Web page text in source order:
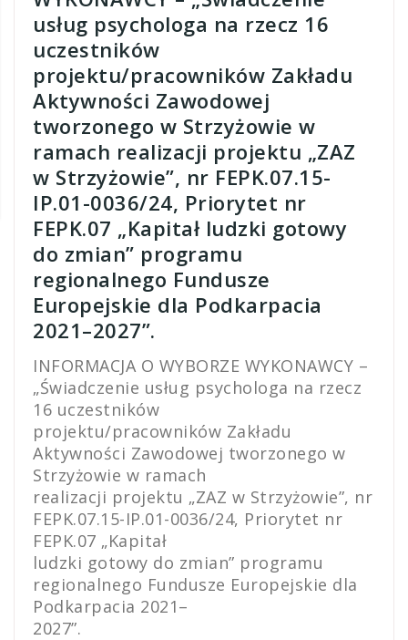
usług psychologa na rzecz 16
uczestników
projektu/pracowników Zakładu
Aktywności Zawodowej
tworzonego w Strzyżowie w
ramach realizacji projektu „ZAZ
w Strzyżowie”, nr FEPK.07.15-
IP.01-0036/24, Priorytet nr
FEPK.07 „Kapitał ludzki gotowy
do zmian” programu
regionalnego Fundusze
Europejskie dla Podkarpacia
2021–2027”.
INFORMACJA O WYBORZE WYKONAWCY –
„Świadczenie usług psychologa na rzecz
16 uczestników
projektu/pracowników Zakładu
Aktywności Zawodowej tworzonego w
Strzyżowie w ramach
realizacji projektu „ZAZ w Strzyżowie”, nr
FEPK.07.15-IP.01-0036/24, Priorytet nr
FEPK.07 „Kapitał
ludzki gotowy do zmian” programu
regionalnego Fundusze Europejskie dla
Podkarpacia 2021–
2027”.